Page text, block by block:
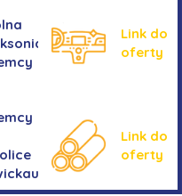
Link do
oferty
Link do
oferty